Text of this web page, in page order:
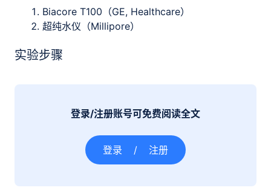
Biacore T100（GE, Healthcare）
超纯水仪（Millipore）
实验步骤
登录/注册账号可免费阅读全文
登录 / 注册